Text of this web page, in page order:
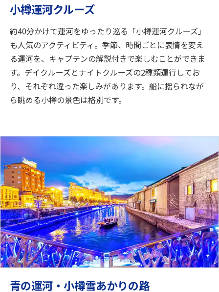
小樽運河クルーズ
約40分かけて運河をゆったり巡る「小樽運河クルーズ」
も人気のアクティビティ。季節、時間ごとに表情を変え
る運河を、キャプテンの解説付きで楽しむことができま
す。デイクルーズとナイトクルーズの2種類運行してお
り、それぞれ違った楽しみがあります。船に揺られなが
ら眺める小樽の景色は格別です。
青の運河・小樽雪あかりの路